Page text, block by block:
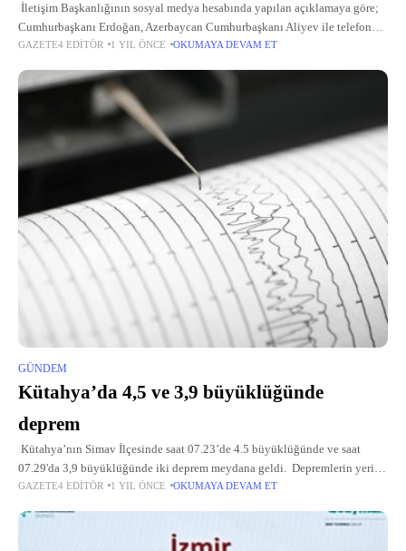
İletişim Başkanlığının sosyal medya hesabında yapılan açıklamaya göre;
Cumhurbaşkanı Erdoğan, Azerbaycan Cumhurbaşkanı Aliyev ile telefon
görüşmesi gerçekleştirdi. Görüşmede Türkiye ile Azerbaycan ikili ilişkileri,
GAZETE4 EDITÖR 1 YIL ÖNCE OKUMAYA DEVAM ET
GÜNDEM
Kütahya’da 4,5 ve 3,9 büyüklüğünde
deprem
Kütahya’nın Simav İlçesinde saat 07.23’de 4.5 büyüklüğünde ve saat
07.29'da 3,9 büyüklüğünde iki deprem meydana geldi. Depremlerin yerin
8,81 ve 11,61 kilometre derinlikte meydana geldiği belirlendi. "Olumsuz
GAZETE4 EDITÖR 1 YIL ÖNCE OKUMAYA DEVAM ET